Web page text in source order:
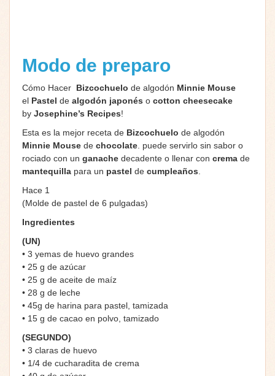
Modo de preparo
Cómo Hacer Bizcochuelo de algodón Minnie Mouse
el Pastel de algodón japonés o cotton cheesecake
by Josephine’s Recipes!
Esta es la mejor receta de Bizcochuelo de algodón
Minnie Mouse de chocolate . puede servirlo sin sabor o
rociado con un ganache decadente o llenar con crema de
mantequilla para un pastel de cumpleaños
Hace 1
(Molde de pastel de 6 pulgadas)
Ingredientes
(UN)
• 3 yemas de huevo grandes
• 25 g de azúcar
• 25 g de aceite de maíz
• 28 g de leche
• 45g de harina para pastel, tamizada
• 15 g de cacao en polvo, tamizado
(SEGUNDO)
• 3 claras de huevo
• 1/4 de cucharadita de crema